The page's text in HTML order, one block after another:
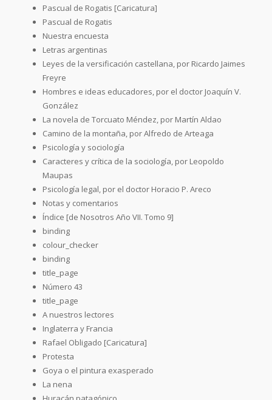
Pascual de Rogatis [Caricatura]
Pascual de Rogatis
Nuestra encuesta
Letras argentinas
Leyes de la versificación castellana, por Ricardo Jaimes
Freyre
Hombres e ideas educadores, por el doctor Joaquín V.
González
La novela de Torcuato Méndez, por Martín Aldao
Camino de la montaña, por Alfredo de Arteaga
Psicología y sociología
Caracteres y crítica de la sociología, por Leopoldo
Maupas
Psicología legal, por el doctor Horacio P. Areco
Notas y comentarios
Índice [de Nosotros Año VII. Tomo 9]
binding
colour_checker
binding
title_page
Número 43
title_page
A nuestros lectores
Inglaterra y Francia
Rafael Obligado [Caricatura]
Protesta
Goya o el pintura exasperado
La nena